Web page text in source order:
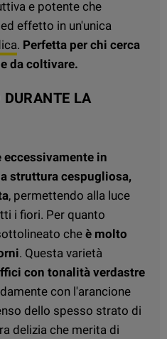
e potente che
effetto in un'unica
. Perfetta per chi cerca
da coltivare.
LA
eccessivamente in
struttura cespugliosa,
, permettendo alla luce
i fiori. Per quanto
che è molto
. Questa varietà
con tonalità verdastre
con l'arancione
dello spesso strato di
delizia che merita di